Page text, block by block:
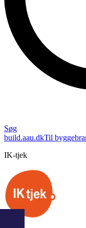
Søg
build.aau.dkTil
IK-tjek